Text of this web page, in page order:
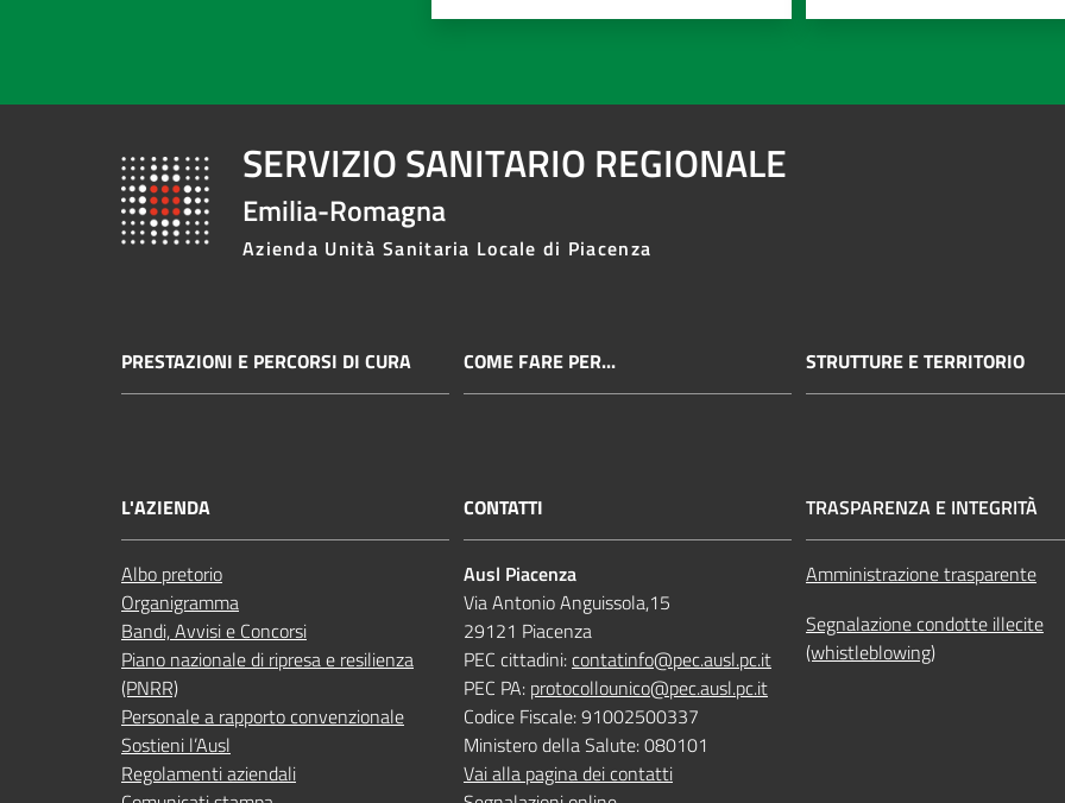
SERVIZIO SANITARIO REGIONALE
Emilia-Romagna
Azienda Unità Sanitaria Locale di Piacenza
PRESTAZIONI E PERCORSI DI CURA COME FARE PER... STRUTTURE E TERRITORIO
L'AZIENDA
Albo pretorio
Organigramma
Bandi, Avvisi e Concorsi
Piano nazionale di ripresa e resilienza
(PNRR)
Personale a rapporto convenzionale
Sostieni l’Ausl
Regolamenti aziendali
CONTATTI
Ausl Piacenza
Via Antonio Anguissola,15
29121 Piacenza
PEC cittadini:contatinfo@pec.ausl.pc.it
PEC PA: protocollounico@pec.ausl.pc.it
Codice Fiscale: 91002500337
Ministero della Salute: 080101
Vai alla pagina dei contatti
TRASPARENZA E INTEGRITÀ
Amministrazione trasparente
Segnalazione condotte illecite
(whistleblowing)